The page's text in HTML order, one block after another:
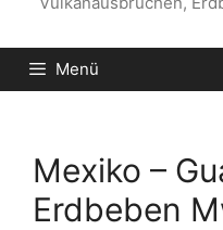
Menü
Mexiko –
Erdbeben